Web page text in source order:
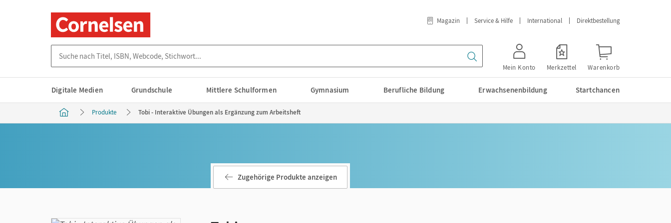
Magazin Service & Hilfe International Direktbestellung
Mein Konto Merkzettel Warenkorb
Digitale Medien Grundschule Mittlere Schulformen Gymnasium Berufliche Bildung Erwachsenenbildung Startchancen
Produkte Tobi - Interaktive Übungen als Ergänzung zum Arbeitsheft
Zugehörige Produkte anzeigen